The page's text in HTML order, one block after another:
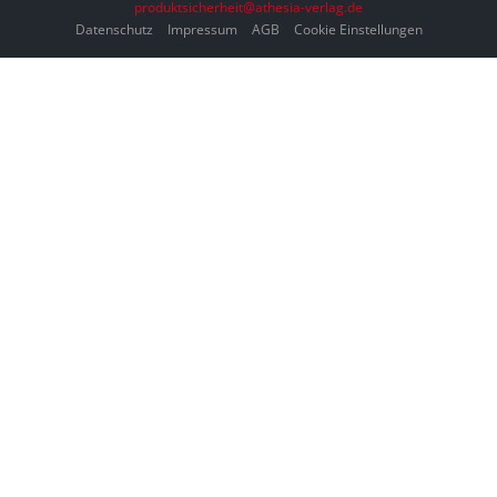
produktsicherheit@athesia-verlag.de
Datenschutz
Impressum AGB Cookie Einstellungen